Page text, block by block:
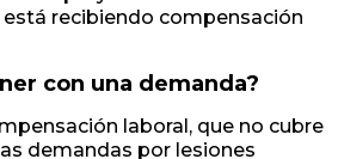
está recibiendo compensación
con una demanda?
laboral, que no cubre
demandas por lesiones